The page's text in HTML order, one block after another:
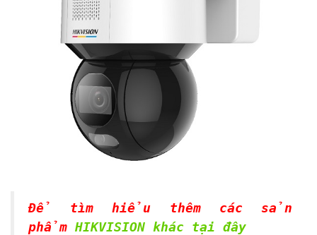
Để tìm hiểu thêm các sản
phẩm HIKVISION khác tại đây